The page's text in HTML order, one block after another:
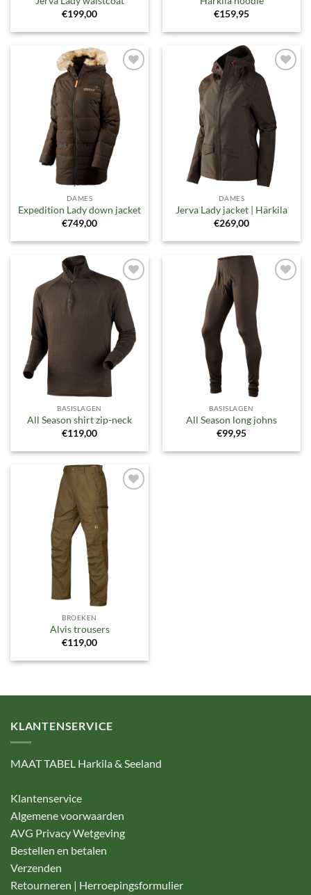
€199,00
€159,95
Toevoegen
verlanglijst
DAMES
Expedition Lady down jacket
€749,00
Toevoegen
aan
verlanglijst
DAMES
Jerva Lady jacket | Härkila
€269,00
Toevoegen
aan
verlanglijst
BASISLAGEN
All Season shirt zip-neck
€119,00
Toevoegen
verlanglijst
BASISLAGEN
All Season long johns
€99,95
Toevoegen
verlanglijst
BROEKEN
Alvis trousers
€119,00
KLANTENSERVICE
MAAT TABEL Harkila & Seeland
Klantenservice
Algemene voorwaarden
AVG Privacy Wetgeving
Bestellen en betalen
Verzenden
Retourneren | Herroepingsformulier